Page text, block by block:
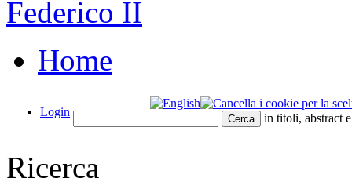
Home
Login in titoli, abstract
Ricerca